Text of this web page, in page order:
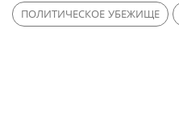
ПОЛИТИЧЕСКОЕ УБЕЖИЩЕ